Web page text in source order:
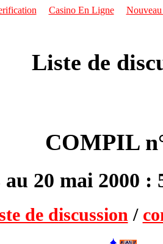
Casino En Ligne
Liste de
COMPIL
au 20 mai 2000 :
de discussion /